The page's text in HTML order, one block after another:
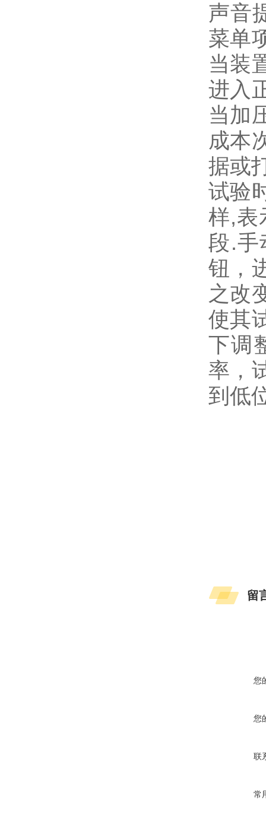
声音
菜单
当装
进入
当加
成本
据或
试验
样,表
段.手
钮，
之改
使其
下调
率，
到低
留
您
您
联
常